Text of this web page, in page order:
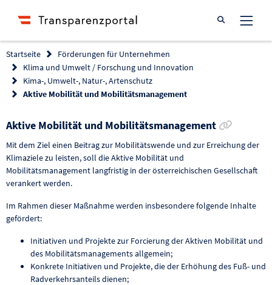
Suche öffnen
Startseite
Förderungen für Unternehmen
Klima und Umwelt / Forschung und Innovation
Kima-, Umwelt-, Natur-, Artenschutz
Aktive Mobilität und Mobilitätsmanagement
Aktive Mobilität und Mobilitätsmanagement
Mit dem Ziel einen Beitrag zur Mobilitätswende und zur Erreichung der
Klimaziele zu leisten, soll die Aktive Mobilität und
Mobilitätsmanagement langfristig in der österreichischen Gesellschaft
verankert werden.
Im Rahmen dieser Maßnahme werden insbesondere folgende Inhalte
gefördert:
Initiativen und Projekte zur Forcierung der Aktiven Mobilität und
des Mobilitätsmanagements allgemein;
Konkrete Initiativen und Projekte, die der Erhöhung des Fuß- und
Radverkehrsanteils dienen;